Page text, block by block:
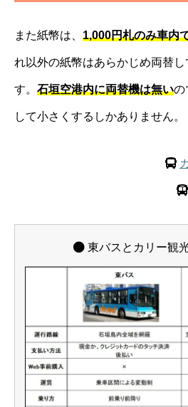
また紙幣は、 1,000円札のみ車内
れ以外の紙幣はあらかじめ両替し
す。 石垣空港内に両替機は無いの
して小さくするしかありません。
東バスとカリー観